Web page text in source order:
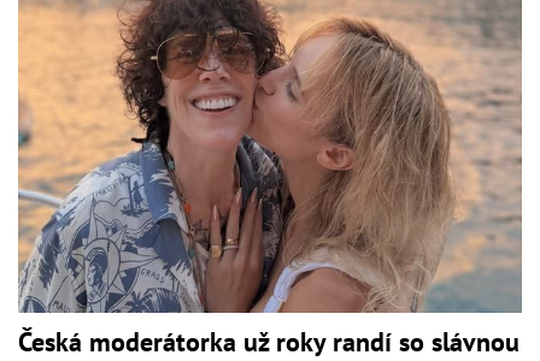
Česká moderátorka už roky randí so slávnou